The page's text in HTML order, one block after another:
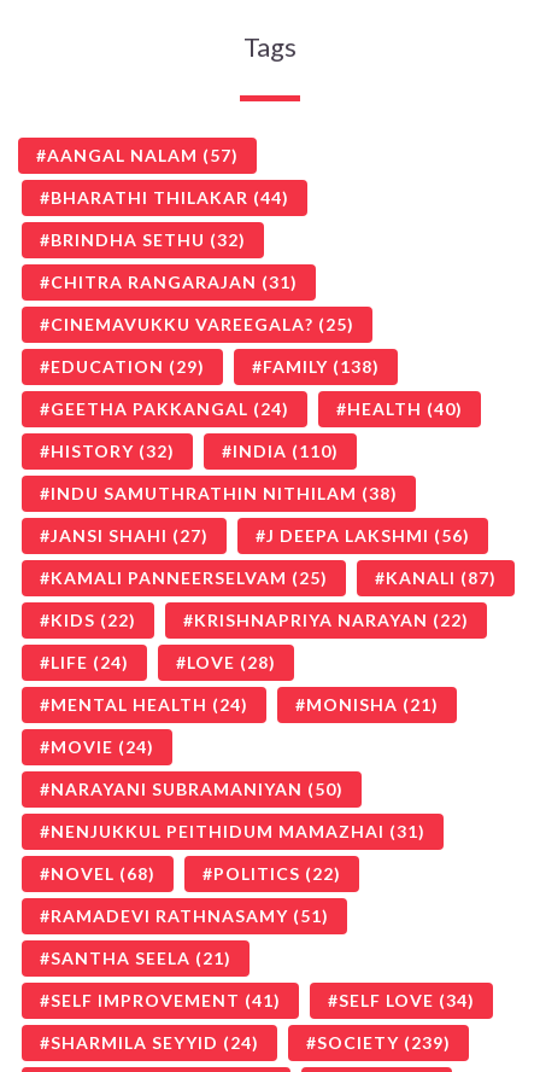
Tags
AANGAL NALAM (57)
BHARATHI THILAKAR (44)
BRINDHA SETHU (32)
CHITRA RANGARAJAN (31)
CINEMAVUKKU VAREEGALA? (25)
EDUCATION (29) FAMILY (138)
GEETHA PAKKANGAL (24) HEALTH (40)
HISTORY (32) INDIA (110)
INDU SAMUTHRATHIN NITHILAM (38)
JANSI SHAHI (27) J DEEPA LAKSHMI (56)
KAMALI PANNEERSELVAM (25) KANALI (87)
KIDS (22) KRISHNAPRIYA NARAYAN (22)
LIFE (24) LOVE (28)
MENTAL HEALTH (24) MONISHA (21)
MOVIE (24)
NARAYANI SUBRAMANIYAN (50)
NENJUKKUL PEITHIDUM MAMAZHAI (31)
NOVEL (68) POLITICS (22)
RAMADEVI RATHNASAMY (51)
SANTHA SEELA (21)
SELF IMPROVEMENT (41) SELF LOVE (34)
SHARMILA SEYYID (24) SOCIETY (239)